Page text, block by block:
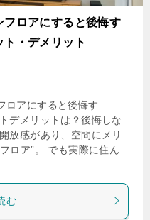
ロアにすると後悔す
・デメリット
ロアにすると後悔す
デメリットは？後悔しな
放感があり、空間にメリ
ロア”。 でも実際に住ん
む